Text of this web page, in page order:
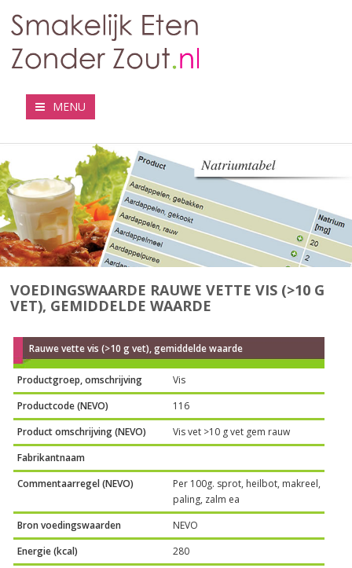
MENU
VOEDINGSWAARDE RAUWE VETTE VIS (>10 G
VET), GEMIDDELDE WAARDE
Rauwe vette vis (>10 g vet), gemiddelde waarde
Productgroep, omschrijving
Vis
Productcode (NEVO)
116
Product omschrijving (NEVO)
Vis vet >10 g vet gem rauw
Fabrikantnaam
Commentaarregel (NEVO)
Per 100g. sprot, heilbot, makreel,
paling, zalm ea
Bron voedingswaarden
NEVO
Energie (kcal)
280